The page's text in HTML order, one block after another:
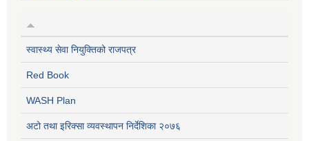
स्वास्थ्य सेवा नियुक्तिको राजपत्र
Red Book
WASH Plan
अटो तथा इरिक्सा व्यवस्थापन निर्देशिका २०७६